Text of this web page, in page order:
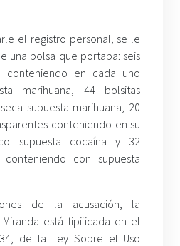
el registro personal, se le
una bolsa que portaba: seis
conteniendo en cada uno
marihuana, 44 bolsitas
supuesta marihuana, 20
conteniendo en su
supuesta cocaína y 32
conteniendo con supuesta
de la acusación, la
está tipificada en el
de la Ley Sobre el Uso